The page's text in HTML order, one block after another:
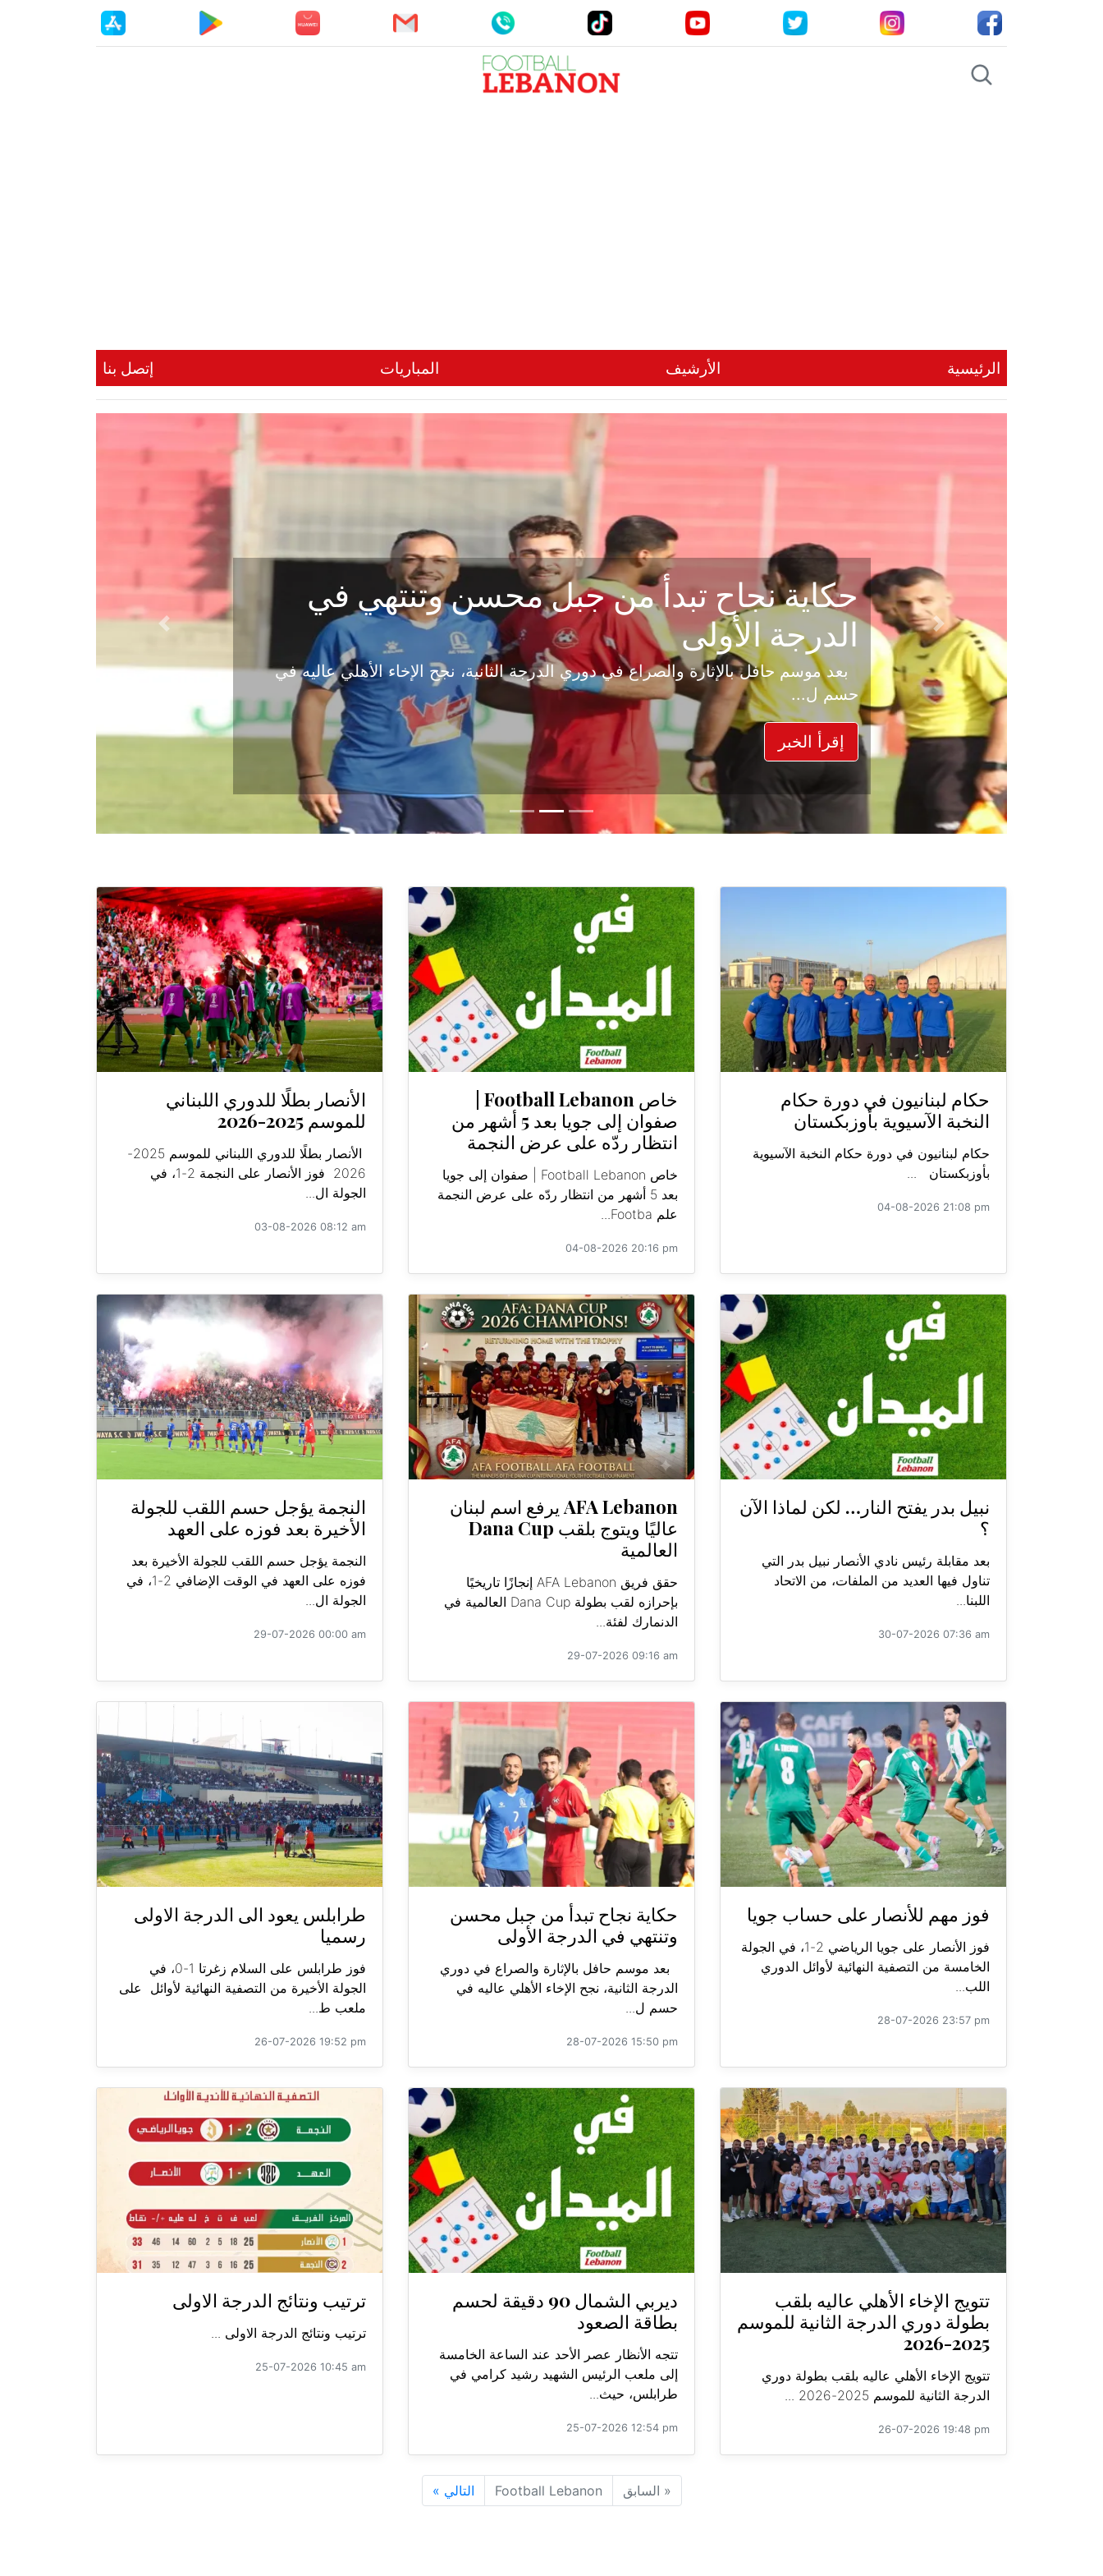
الرئيسية الأرشيف المباريات إتصل بنا
حكاية نجاح تبدأ من جبل محسن وتنتهي في
الدرجة الأولى
بعد موسم حافل بالإثارة والصراع في دوري الدرجة الثانية، نجح الإخاء الأهلي عاليه في
حسم ل...
إقرأ الخبر
Previous
Next
حكام لبنانيون في دورة حكام
النخبة الآسيوية بأوزبكستان
حكام لبنانيون في دورة حكام النخبة الآسيوية
بأوزبكستان ...
04-08-2026 21:08 pm
صفوان إلى جويا بعد 5 أشهر من
انتظار ردّه على عرض النجمة
خاص Football Lebanon | صفوان إلى جويا
بعد 5 أشهر من انتظار ردّه على عرض النجمة
علم Footba...
04-08-2026 20:16 pm
الأنصار بطلًا للدوري اللبناني
للموسم 2025-2026
الأنصار بطلًا للدوري اللبناني للموسم 2025-
2026 فوز الأنصار على النجمة 2-1، في
الجولة ال...
03-08-2026 08:12 am
نبيل بدر يفتح النار… لكن لماذا الآن
؟
بعد مقابلة رئيس نادي الأنصار نبيل بدر التي
تناول فيها العديد من الملفات، من الاتحاد
اللبنا...
30-07-2026 07:36 am
AFA Lebanon يرفع اسم لبنان
عاليًا ويتوج بلقب Dana Cup
العالمية
حقق فريق AFA Lebanon إنجازًا تاريخيًا
بإحرازه لقب بطولة Dana Cup العالمية في
الدنمارك لفئة...
29-07-2026 09:16 am
النجمة يؤجل حسم اللقب للجولة
الأخيرة بعد فوزه على العهد
النجمة يؤجل حسم اللقب للجولة الأخيرة بعد
فوزه على العهد في الوقت الإضافي 2-1، في
الجولة ال...
29-07-2026 00:00 am
فوز مهم للأنصار على حساب جويا
فوز الأنصار على جويا الرياضي 2-1، في الجولة
الخامسة من التصفية النهائية لأوائل الدوري
اللب...
28-07-2026 23:57 pm
حكاية نجاح تبدأ من جبل محسن
وتنتهي في الدرجة الأولى
بعد موسم حافل بالإثارة والصراع في دوري
الدرجة الثانية، نجح الإخاء الأهلي عاليه في
حسم ل...
28-07-2026 15:50 pm
طرابلس يعود الى الدرجة الاولى
رسميا
فوز طرابلس على السلام زغرتا 1-0، في
الجولة الأخيرة من التصفية النهائية لأوائل على
ملعب ط...
26-07-2026 19:52 pm
تتويج الإخاء الأهلي عاليه بلقب
بطولة دوري الدرجة الثانية للموسم
2025-2026
تتويج الإخاء الأهلي عاليه بلقب بطولة دوري
الدرجة الثانية للموسم 2025-2026 ...
26-07-2026 19:48 pm
ديربي الشمال 90 دقيقة لحسم
بطاقة الصعود
تتجه الأنظار عصر الأحد عند الساعة الخامسة
إلى ملعب الرئيس الشهيد رشيد كرامي في
طرابلس، حيث...
25-07-2026 12:54 pm
ترتيب ونتائج الدرجة الاولى
ترتيب ونتائج الدرجة الاولى ...
25-07-2026 10:45 am
« السابق Football Lebanon التالي »